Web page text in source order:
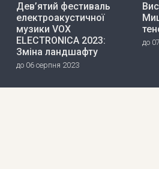
Дев’ятий фестиваль
електроакустичної
музики VOX
ELECTRONICA 2023:
Зміна ландшафту
до 06 серпня 2023
до